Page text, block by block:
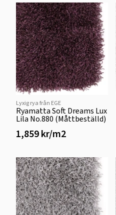
Lyxig rya från EGE
Ryamatta Soft Dreams Lux
Lila No.880 (Måttbeställd)
1,859 kr/m2